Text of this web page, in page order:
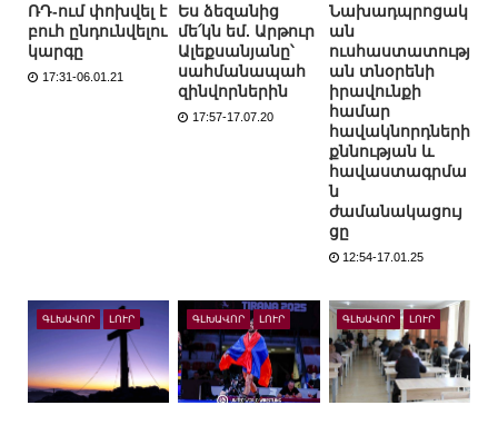
ՌԴ-ում փոխվել է
բուհ ընդունվելու
կարգը
17:31-06.01.21
Ես ձեզանից
մե՛կն եմ. Արթուր
Ալեքսանյանը՝
սահմանապահ
զինվորներին
17:57-17.07.20
Նախադպրոցակ
ան
ուսհաստատությ
ան տնօրենի
իրավունքի
համար
հավակնորդների
քննության և
հավաստագրմա
ն
ժամանակացույ
ցը
12:54-17.01.25
ԳԼԽԱՎՈՐ ԼՈՒՐ ԳԼԽԱՎՈՐ ԼՈՒՐ ԳԼԽԱՎՈՐ ԼՈՒՐ